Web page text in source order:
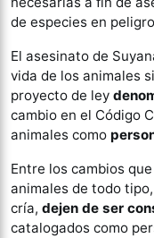
de especies en
El asesinato de
vida de los animales
proyecto de ley
cambio en el Código
animales como
Entre los cambios
animales de todo
cría, dejen de ser
catalogados como